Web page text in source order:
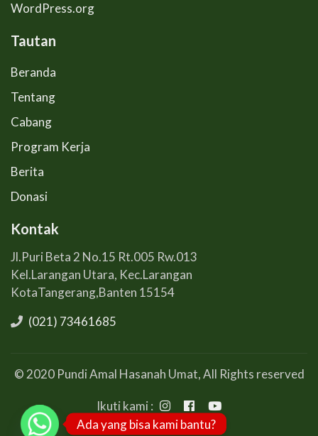
WordPress.org
Tautan
Beranda
Tentang
Cabang
Program Kerja
Berita
Donasi
Kontak
Jl.Puri Beta 2 No.15 Rt.005 Rw.013
Kel.Larangan Utara, Kec.Larangan
KotaTangerang,Banten 15154
(021) 73461685
© 2020 Pundi Amal Hasanah Umat, All Rights reserved
Ikuti kami :
Ada yang bisa kami bantu?